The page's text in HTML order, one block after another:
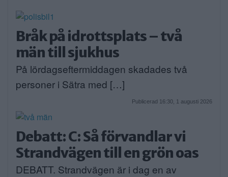
Bråk på idrottsplats – två
män till sjukhus
På lördagseftermiddagen skadades två
personer i Sätra med […]
Publicerad 16:30, 1 augusti 2026
Debatt: C: Så förvandlar vi
Strandvägen till en grön oas
DEBATT. Strandvägen är i dag en av